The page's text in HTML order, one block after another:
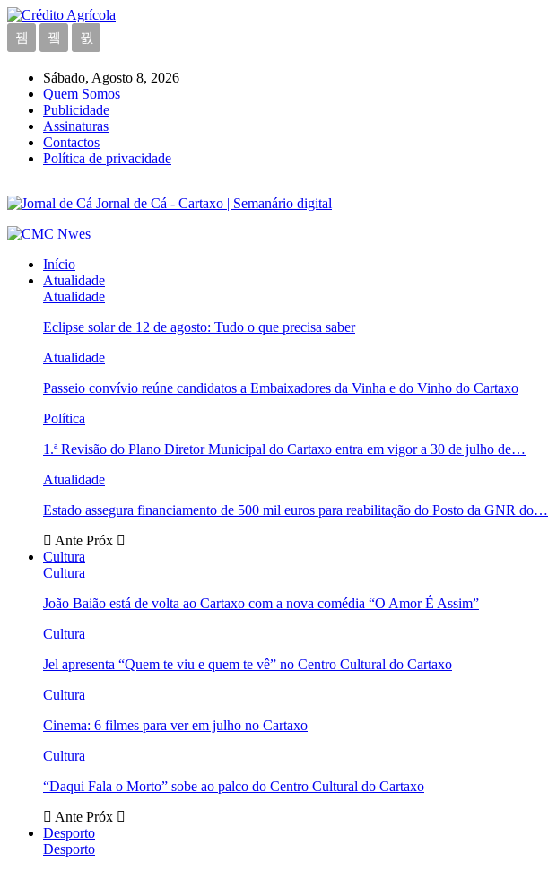
Sábado, Agosto 8, 2026
Quem Somos
Publicidade
Assinaturas
Contactos
Política de privacidade
Jornal de Cá - Cartaxo | Semanário digital
Início
Atualidade
Atualidade
Eclipse solar de 12 de agosto: Tudo o que precisa saber
Atualidade
Passeio convívio reúne candidatos a Embaixadores da Vinha e do Vinho do Cartaxo
Política
1.ª Revisão do Plano Diretor Municipal do Cartaxo entra em vigor a 30 de julho de…
Atualidade
Estado assegura financiamento de 500 mil euros para reabilitação do Posto da GNR do…
Ante Próx
Cultura
Cultura
João Baião está de volta ao Cartaxo com a nova comédia “O Amor É Assim”
Cultura
Jel apresenta “Quem te viu e quem te vê” no Centro Cultural do Cartaxo
Cultura
Cinema: 6 filmes para ver em julho no Cartaxo
Cultura
“Daqui Fala o Morto” sobe ao palco do Centro Cultural do Cartaxo
Ante Próx
Desporto
Desporto